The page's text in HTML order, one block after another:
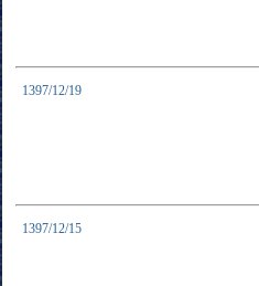
1397/12/19
1397/12/15